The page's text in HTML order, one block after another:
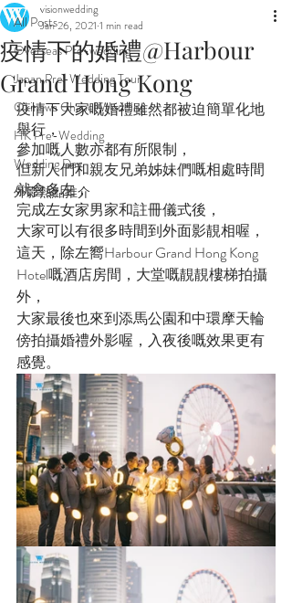
All Posts
Overseas Pre-wedding
Japan Pre-Wedding Tour
Okinawa Chapel Wedding
HK Pre-Wedding
Wedding Day
外影熱點推介
疫情下的婚禮@Harbour
Grand Hong Kong
visionwedding
Jan 26, 2021 1 min read
疫情下大家嘅婚禮雖然都被迫簡單化地
舉行，
參加嘅人數亦都有所限制，
但新人們和親友兄弟姊妹們嘅相處時間
就會多左，
完成左女家男家和註冊儀式後，
大家可以有很多時間到外面影靚相喔，
這天，除左嚮Harbour Grand Hong Kong
Hotel嘅酒店房間，大堂嘅靚靚樓梯拍攝
外，
大家最後也來到添馬公園和中環摩天輪
傍拍攝婚禮外影喔，入夜後嘅效果更有
感覺。